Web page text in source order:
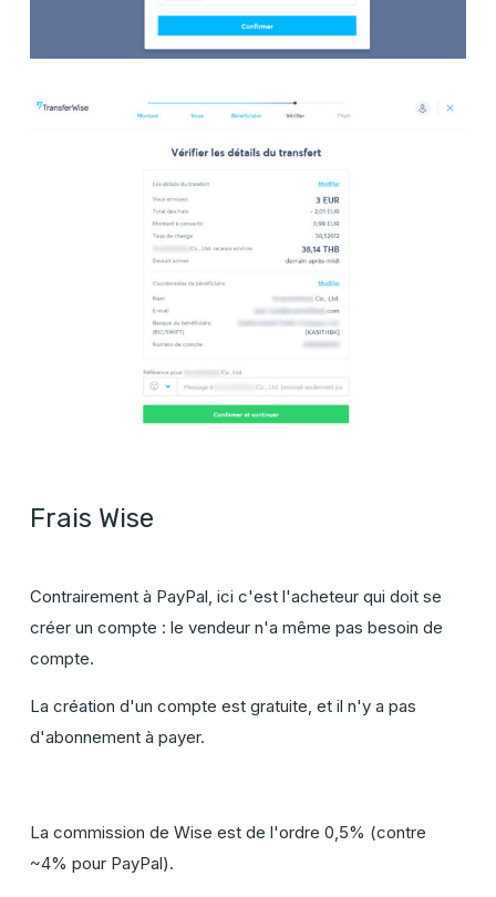
Frais Wise
Contrairement à PayPal, ici c'est l'acheteur qui doit se
créer un compte : le vendeur n'a même pas besoin de
compte.
La création d'un compte est gratuite, et il n'y a pas
d'abonnement à payer.
La commission de Wise est de l'ordre 0,5% (contre
~4% pour PayPal).